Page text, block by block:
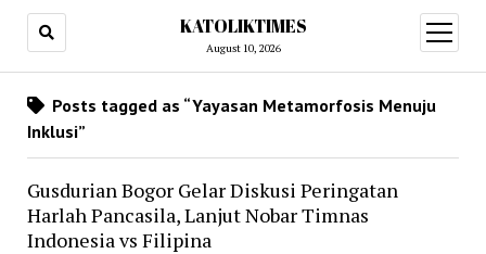
KATOLIKTIMES
August 10, 2026
open
menu
Posts tagged as “Yayasan Metamorfosis Menuju
Inklusi”
Gusdurian Bogor Gelar Diskusi Peringatan
Harlah Pancasila, Lanjut Nobar Timnas
Indonesia vs Filipina